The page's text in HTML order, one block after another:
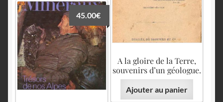
A la gloire de la Terre,
souvenirs d’un géologue.
Ajouter au panier
45.00€